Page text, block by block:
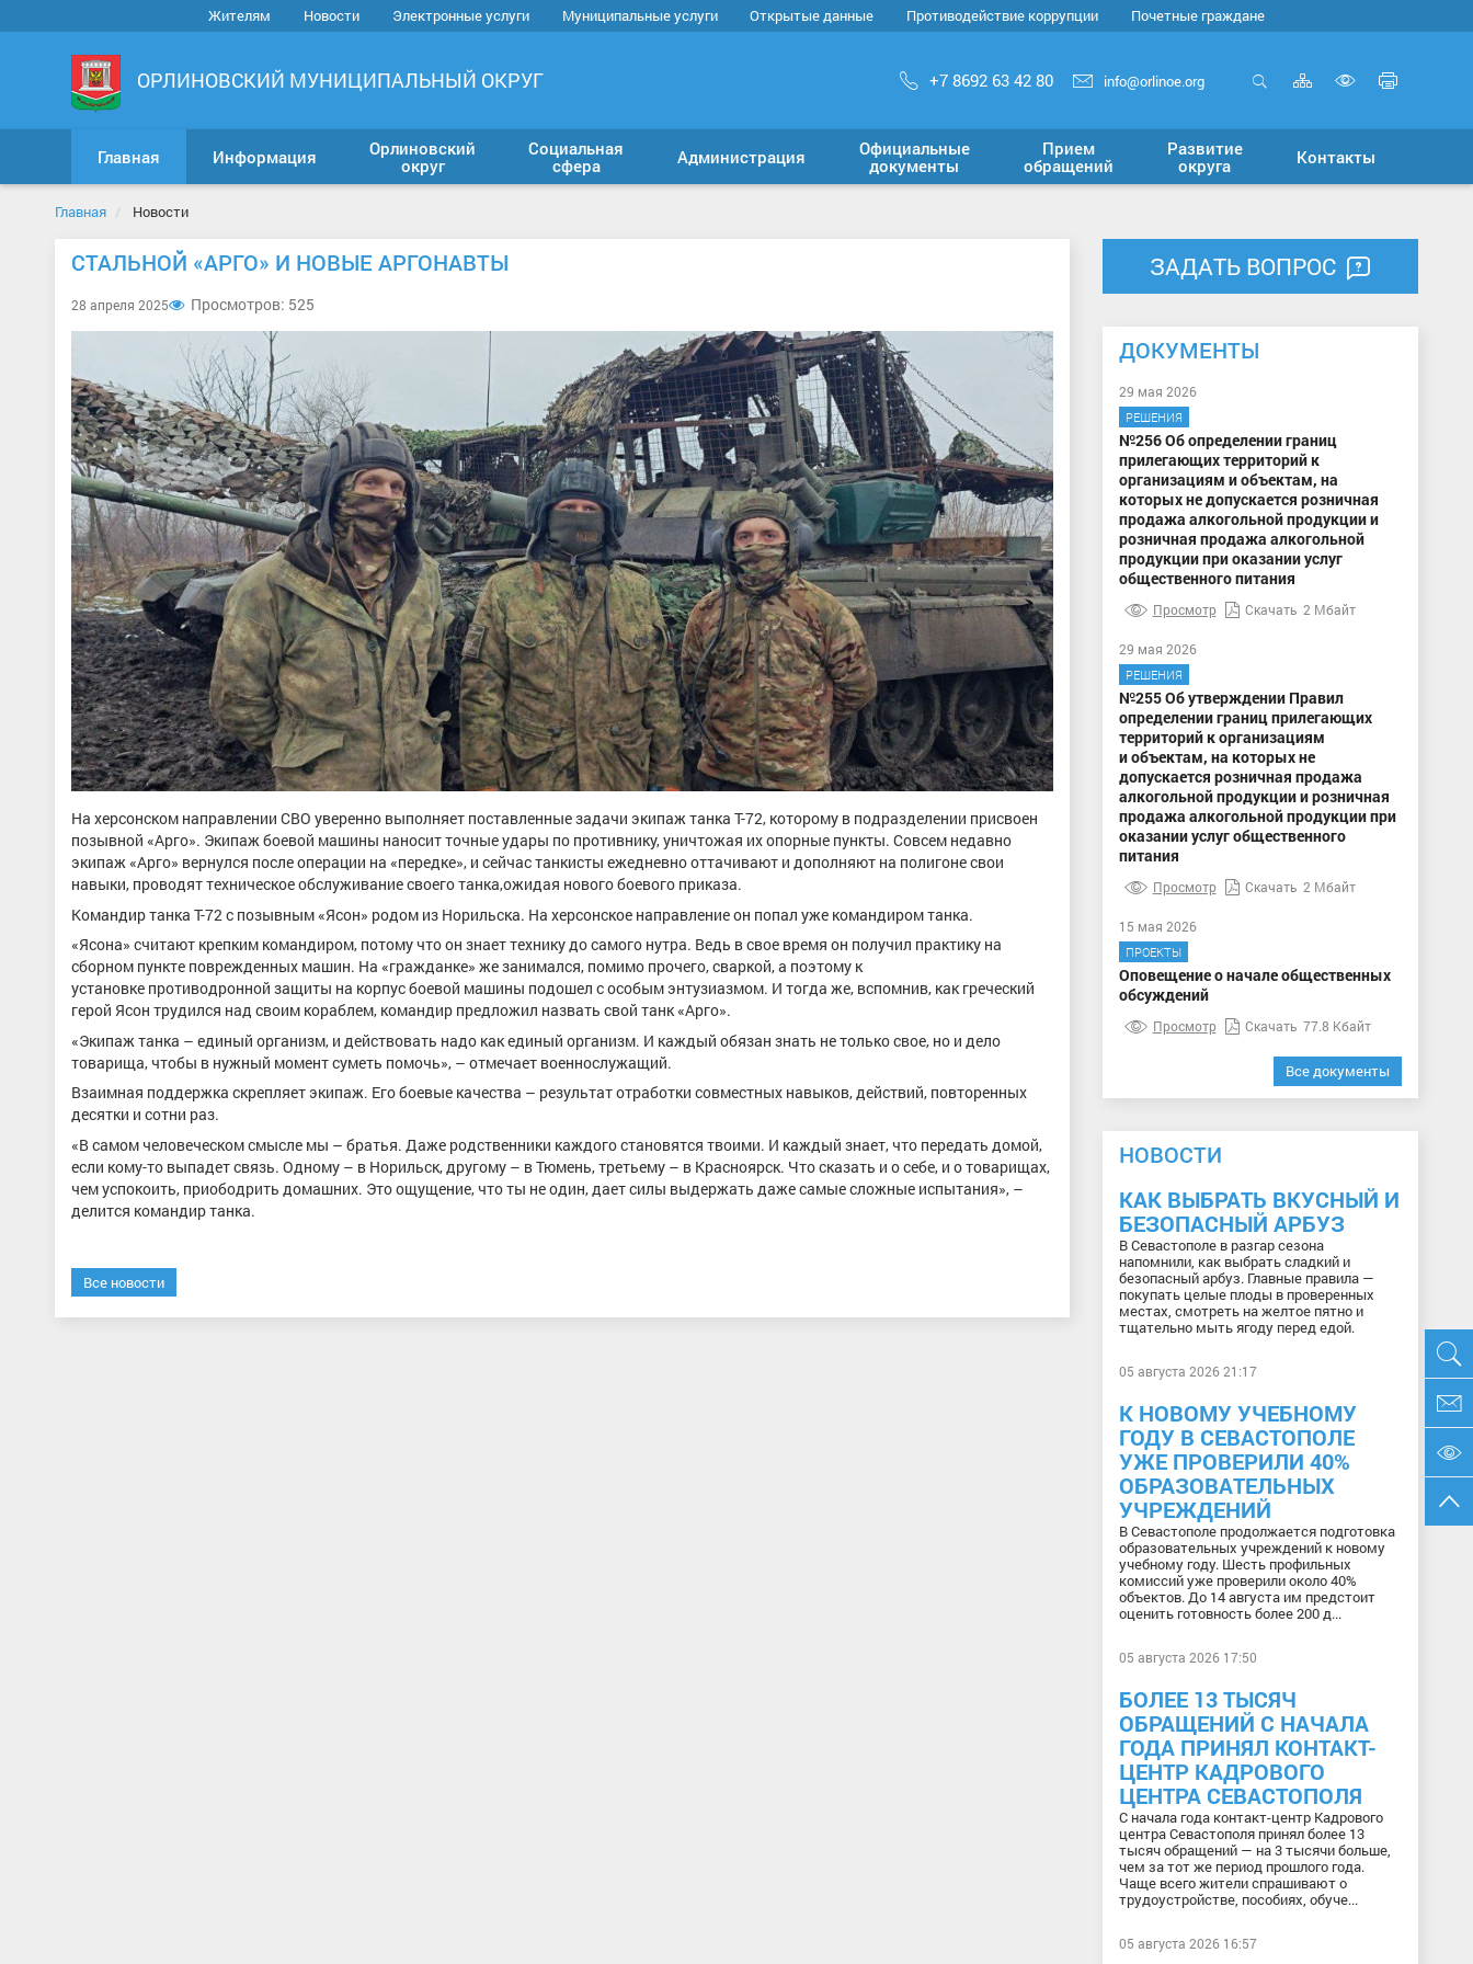
Жителям Новости Электронные услуги Муниципальные услуги Открытые данные Противодействие коррупции Почетные граждане
ОРЛИНОВСКИЙ МУНИЦИПАЛЬНЫЙ ОКРУГ +7 8692 63 42 80 info@orlinoe.org Карта
сайта
версию
для
Главная Информация
Орлиновский
округ
Социальная
сфера
Администрация
Официальные
документы
Прием
обращений
Развитие
округа
Контакты
Главная Новости
СТАЛЬНОЙ «АРГО» И НОВЫЕ АРГОНАВТЫ
28 апреля 2025 Просмотров: 525
На херсонском направлении СВО уверенно выполняет поставленные задачи экипаж танка Т-72, которому в подразделении присвоен
позывной «Арго». Экипаж боевой машины наносит точные удары по противнику, уничтожая их опорные пункты. Совсем недавно
экипаж «Арго» вернулся после операции на «передке», и сейчас танкисты ежедневно оттачивают и дополняют на полигоне свои
навыки, проводят техническое обслуживание своего танка,ожидая нового боевого приказа.
Командир танка Т-72 с позывным «Ясон» родом из Норильска. На херсонское направление он попал уже командиром танка.
«Ясона» считают крепким командиром, потому что он знает технику до самого нутра. Ведь в свое время он получил практику на
сборном пункте поврежденных машин. На «гражданке» же занимался, помимо прочего, сваркой, а поэтому к
установке противодронной защиты на корпус боевой машины подошел с особым энтузиазмом. И тогда же, вспомнив, как греческий
герой Ясон трудился над своим кораблем, командир предложил назвать свой танк «Арго».
«Экипаж танка – единый организм, и действовать надо как единый организм. И каждый обязан знать не только свое, но и дело
товарища, чтобы в нужный момент суметь помочь», – отмечает военнослужащий.
Взаимная поддержка скрепляет экипаж. Его боевые качества – результат отработки совместных навыков, действий, повторенных
десятки и сотни раз.
«В самом человеческом смысле мы – братья. Даже родственники каждого становятся твоими. И каждый знает, что передать домой,
если кому-то выпадет связь. Одному – в Норильск, другому – в Тюмень, третьему – в Красноярск. Что сказать и о себе, и о товарищах,
чем успокоить, приободрить домашних. Это ощущение, что ты не один, дает силы выдержать даже самые сложные испытания», –
делится командир танка.
Все новости
ЗАДАТЬ ВОПРОС
ДОКУМЕНТЫ
29 мая 2026
РЕШЕНИЯ
№256 Об определении границ
прилегающих территорий к
организациям и объектам, на
которых не допускается розничная
продажа алкогольной продукции и
розничная продажа алкогольной
продукции при оказании услуг
общественного питания
Просмотр Скачать 2 Мбайт
29 мая 2026
РЕШЕНИЯ
№255 Об утверждении Правил
определении границ прилегающих
территорий к организациям
и объектам, на которых не
допускается розничная продажа
алкогольной продукции и розничная
продажа алкогольной продукции при
оказании услуг общественного
питания
Просмотр Скачать 2 Мбайт
15 мая 2026
ПРОЕКТЫ
Оповещение о начале общественных
обсуждений
Просмотр Скачать 77.8 Кбайт
Все документы
НОВОСТИ
КАК ВЫБРАТЬ ВКУСНЫЙ И
БЕЗОПАСНЫЙ АРБУЗ
В Севастополе в разгар сезона
напомнили, как выбрать сладкий и
безопасный арбуз. Главные правила —
покупать целые плоды в проверенных
местах, смотреть на желтое пятно и
тщательно мыть ягоду перед едой.
05 августа 2026 21:17
К НОВОМУ УЧЕБНОМУ
ГОДУ В СЕВАСТОПОЛЕ
УЖЕ ПРОВЕРИЛИ 40%
ОБРАЗОВАТЕЛЬНЫХ
УЧРЕЖДЕНИЙ
В Севастополе продолжается подготовка
образовательных учреждений к новому
учебному году. Шесть профильных
комиссий уже проверили около 40%
объектов. До 14 августа им предстоит
оценить готовность более 200 д...
05 августа 2026 17:50
БОЛЕЕ 13 ТЫСЯЧ
ОБРАЩЕНИЙ С НАЧАЛА
ГОДА ПРИНЯЛ КОНТАКТ-
ЦЕНТР КАДРОВОГО
ЦЕНТРА СЕВАСТОПОЛЯ
С начала года контакт-центр Кадрового
центра Севастополя принял более 13
тысяч обращений — на 3 тысячи больше,
чем за тот же период прошлого года.
Чаще всего жители спрашивают о
трудоустройстве, пособиях, обуче...
05 августа 2026 16:57